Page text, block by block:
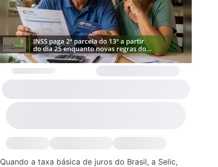
Quando a taxa básica de juros do Brasil, a Selic,